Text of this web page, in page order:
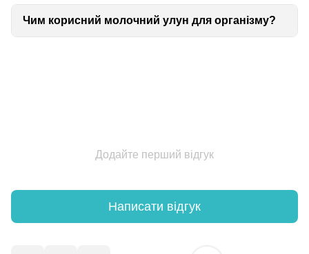
Чим корисний молочний улун для організму?
Додайте перший відгук
Написати відгук